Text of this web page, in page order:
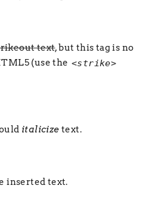
text, but this tag is no
(use the <strike>
italicize text.
inserted text.